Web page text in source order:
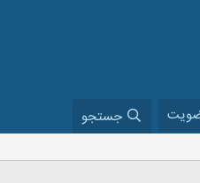
جستجو